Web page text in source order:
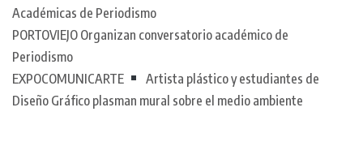
Académicas de Periodismo
PORTOVIEJO Organizan conversatorio académico de
Periodismo
EXPOCOMUNICARTE
Artista plástico y estudiantes de
Diseño Gráfico plasman mural sobre el medio ambiente